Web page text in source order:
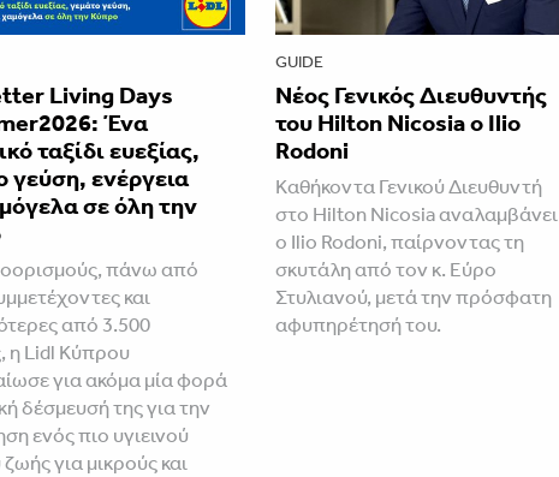
Living Days
Ένα
ταξίδι ευεξίας,
γεύση, ενέργεια
σε όλη την
πάνω από
και
από 3.500
η Lidl Κύπρου
για ακόμα μία φορά
δέσμευσή της για την
ενός πιο υγιεινού
για μικρούς και
GUIDE
Νέος Γενικός Διευθυντής
του Hilton Nicosia ο Ilio
Rodoni
Καθήκοντα Γενικού Διευθυντή
στο Hilton Nicosia αναλαμβάνει
ο Ilio Rodoni, παίρνοντας τη
σκυτάλη από τον κ. Εύρο
Στυλιανού, μετά την πρόσφατη
αφυπηρέτησή του.